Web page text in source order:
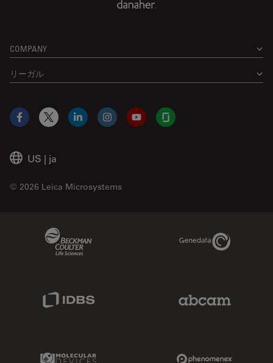
COMPANY
リーガル
US | ja
© 2026 Leica Microsystems
Facebook
X LinkedInInstagramYouTubeGlassdoor
Genedata Link
IDBS Link
Molecular Devices Link